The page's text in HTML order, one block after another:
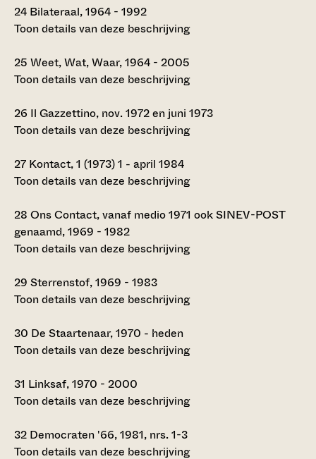
24 Bilateraal, 1964 - 1992
Toon details van deze beschrijving
25 Weet, Wat, Waar, 1964 - 2005
Toon details van deze beschrijving
26 Il Gazzettino, nov. 1972 en juni 1973
Toon details van deze beschrijving
27 Kontact, 1 (1973) 1 - april 1984
Toon details van deze beschrijving
28 Ons Contact, vanaf medio 1971 ook SINEV-POST
genaamd, 1969 - 1982
Toon details van deze beschrijving
29 Sterrenstof, 1969 - 1983
Toon details van deze beschrijving
30 De Staartenaar, 1970 - heden
Toon details van deze beschrijving
31 Linksaf, 1970 - 2000
Toon details van deze beschrijving
32 Democraten '66, 1981, nrs. 1-3
Toon details van deze beschrijving